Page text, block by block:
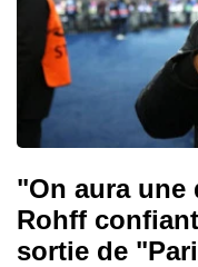
"On aura une
Rohff
sortie de